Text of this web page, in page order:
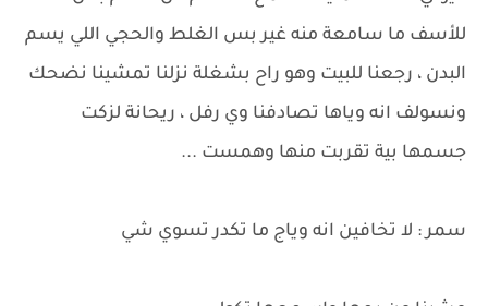
للأسف ما سامعة منه غير بس الغلط والحجي اللي يسم
البدن ، رجعنا للبيت وهو راح بشغلة نزلنا تمشينا نضحك
ونسولف انه وياها تصادفنا وي رفل ، ريحانة لزكت
جسمها بية تقربت منها وهمست ...
سمر : لا تخافين انه وياج ما تكدر تسوي شي